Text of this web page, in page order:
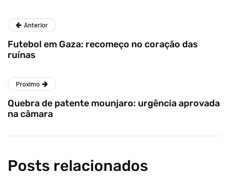
Anterior
Futebol em Gaza: recomeço no coração das
ruínas
Proximo
Quebra de patente mounjaro: urgência aprovada
na câmara
Posts relacionados